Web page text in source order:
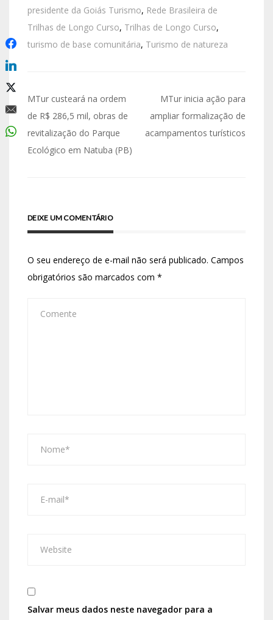
presidente da Goiás Turismo, Rede Brasileira de
Trilhas de Longo Curso, Trilhas de Longo Curso,
turismo de base comunitária, Turismo de natureza
MTur custeará na ordem
de R$ 286,5 mil, obras de
revitalização do Parque
Ecológico em Natuba (PB)
MTur inicia ação para
ampliar formalização de
acampamentos turísticos
DEIXE UM COMENTÁRIO
O seu endereço de e-mail não será publicado. Campos
obrigatórios são marcados com *
Salvar meus dados neste navegador para a